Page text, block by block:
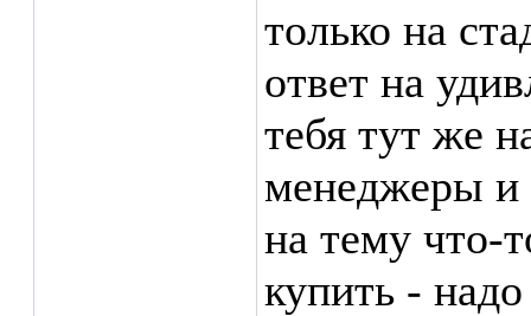
только на
ответ на
тебя тут же
менеджеры и
на тему что-
купить -